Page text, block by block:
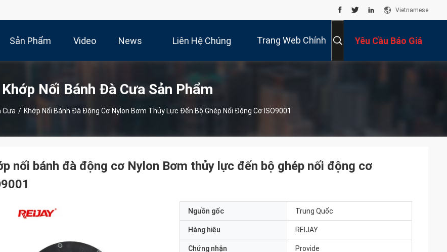
Vietnamese
Sản Phẩm Video News Liên Hệ Chúng Trang Web Chính Yêu Cầu Báo Giá
Khớp Nối Bánh Đà Cưa Sản Phẩm
Cưa / Khớp Nối Bánh Đà Động Cơ Nylon Bơm Thủy Lực Đến Bộ Ghép Nối Động Cơ ISO9001
nối bánh đà động cơ Nylon Bơm thủy lực đến bộ ghép nối động cơ
Nguồn gốc Trung Quốc
Hàng hiệu REIJAY
Chứng nhận Provide